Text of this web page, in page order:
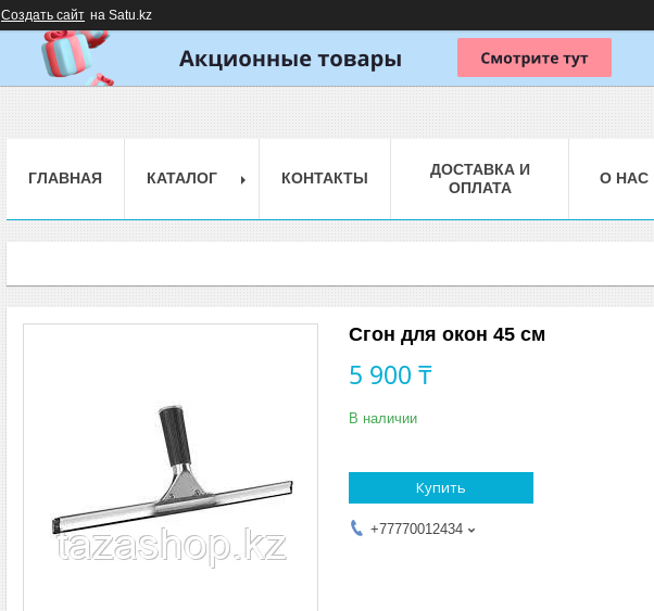
Создать сайт на Satu.kz
ГЛАВНАЯ КАТАЛОГ КОНТАКТЫ
ДОСТАВКА И
ОПЛАТА
О НАС
Сгон для окон 45 см
5 900 ₸
В наличии
Купить
+77770012434